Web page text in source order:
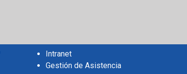
Intranet
Gestión de Asistencia